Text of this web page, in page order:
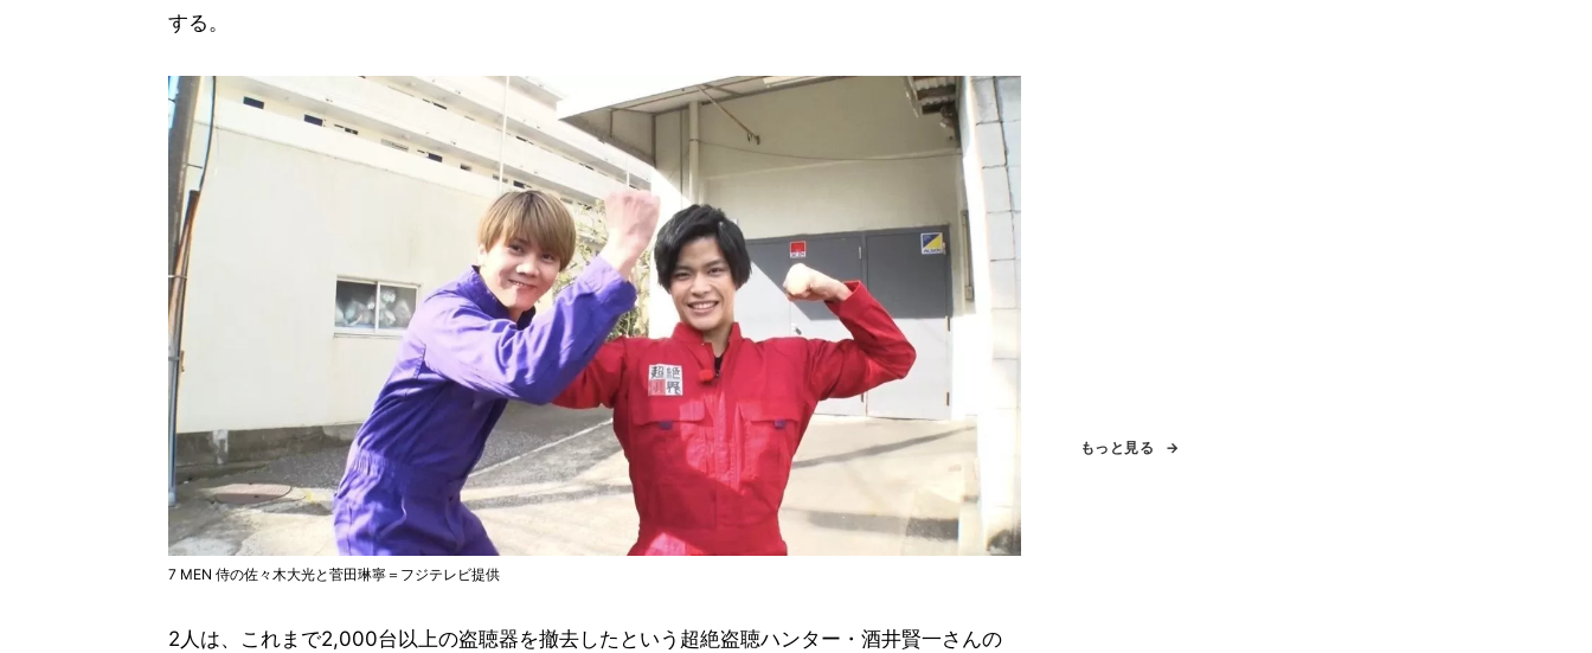
する。
7 MEN 侍の佐々木大光と菅田琳寧＝フジテレビ提供
2人は、これまで2,000台以上の盗聴器を撤去したという超絶盗聴ハンター・酒井賢一さんの
もっと見る